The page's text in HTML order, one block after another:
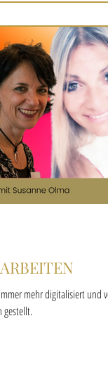
mehr digitalisiert und
gestellt.